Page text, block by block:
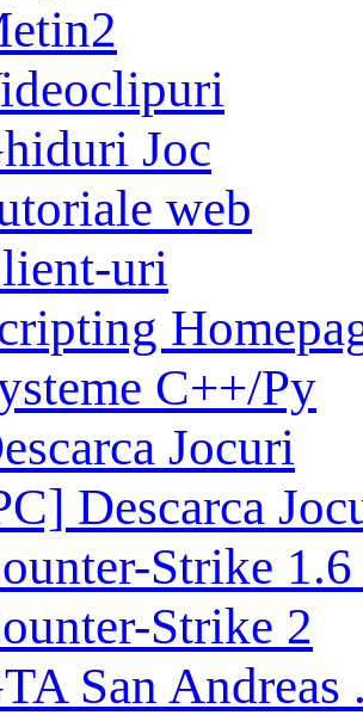
Joc
web
uri
C++/Py
Jocuri
Descarca
Strike 1.6
Strike 2
San Andreas